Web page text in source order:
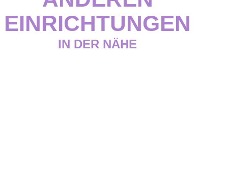
EINRICHTUNGEN
IN DER NÄHE